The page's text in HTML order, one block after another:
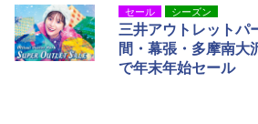
セール シーズン
三井アウトレットパ
間・幕張・多摩南大
で年末年始セール